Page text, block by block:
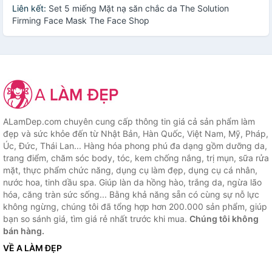
Liên kết: Set 5 miếng Mặt nạ săn chắc da The Solution
Firming Face Mask The Face Shop
ALamDep.com chuyên cung cấp thông tin giá cả sản phẩm làm
đẹp và sức khỏe đến từ Nhật Bản, Hàn Quốc, Việt Nam, Mỹ, Pháp,
Úc, Đức, Thái Lan... Hàng hóa phong phú đa dạng gồm dưỡng da,
trang điểm, chăm sóc body, tóc, kem chống nắng, trị mụn, sữa rửa
mặt, thực phẩm chức năng, dụng cụ làm đẹp, dụng cụ cá nhân,
nước hoa, tinh dầu spa. Giúp làn da hồng hào, trắng da, ngừa lão
hóa, căng tràn sức sống... Bằng khả năng sẵn có cùng sự nỗ lực
không ngừng, chúng tôi đã tổng hợp hơn 200.000 sản phẩm, giúp
bạn so sánh giá, tìm giá rẻ nhất trước khi mua. Chúng tôi không
bán hàng.
VỀ A LÀM ĐẸP